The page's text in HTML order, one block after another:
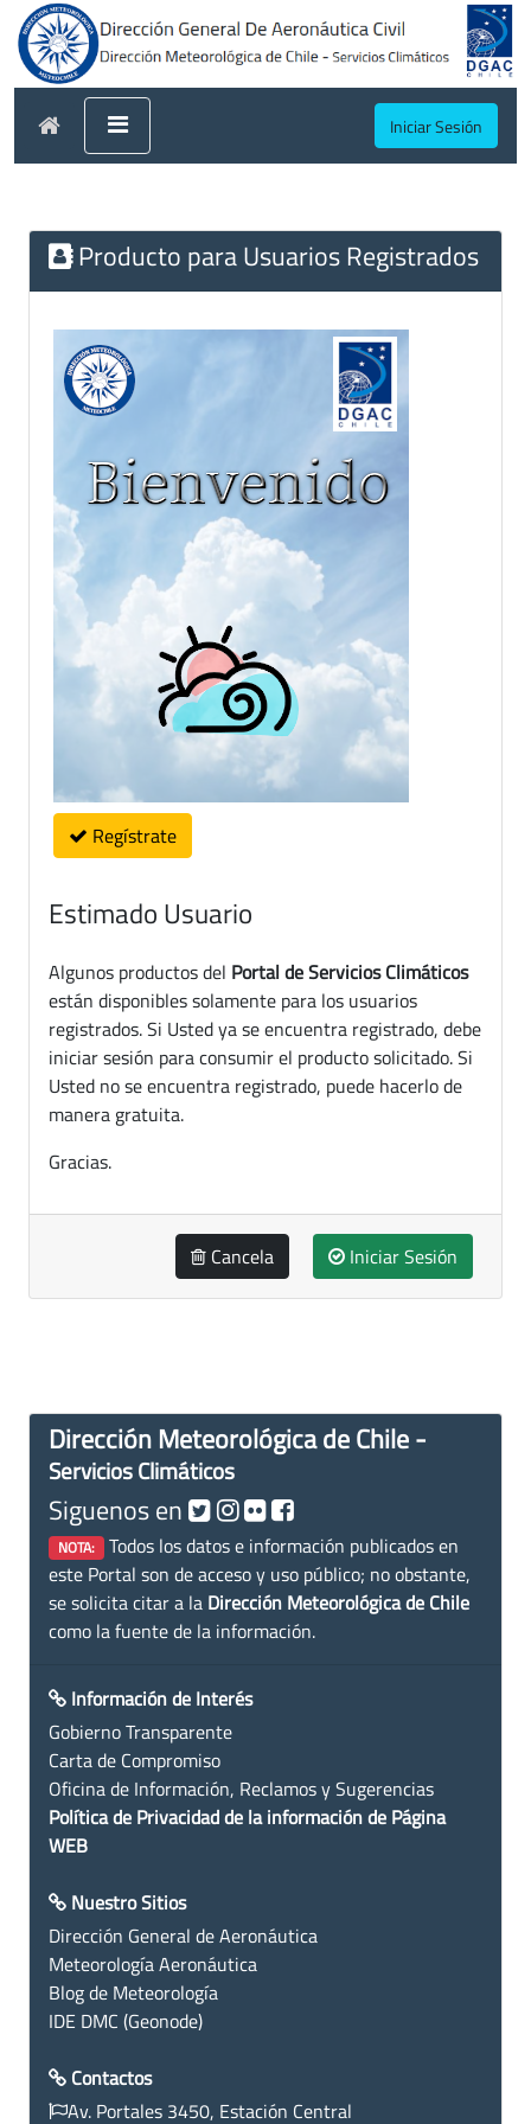
Iniciar Sesión
Producto para Usuarios Registrados
Regístrate
Estimado Usuario
Algunos productos del Portal de Servicios Climáticos
están disponibles solamente para los usuarios
registrados. Si Usted ya se encuentra registrado, debe
iniciar sesión para consumir el producto solicitado. Si
Usted no se encuentra registrado, puede hacerlo de
manera gratuita.
Gracias.
Cancela Iniciar Sesión
Dirección Meteorológica de Chile -
Servicios Climáticos
Siguenos en
NOTA: Todos los datos e información publicados en
este Portal son de acceso y uso público; no obstante,
se solicita citar a la Dirección Meteorológica de Chile
como la fuente de la información.
Información de Interés
Gobierno Transparente
Carta de Compromiso
Oficina de Información, Reclamos y Sugerencias
Política de Privacidad de la información de Página
WEB
Nuestro Sitios
Dirección General de Aeronáutica
Meteorología Aeronáutica
Blog de Meteorología
IDE DMC (Geonode)
Contactos
Av. Portales 3450, Estación Central